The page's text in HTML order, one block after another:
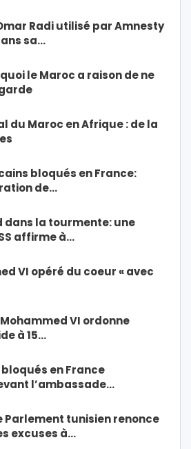
Radi utilisé par Amnesty
sa…
le Maroc a raison de ne
du Maroc en Afrique : de la
bloqués en France:
de…
dans la tourmente: une
affirme à…
VI opéré du coeur « avec
VI ordonne
à 15…
en France
l’ambassade…
Parlement tunisien renonce
excuses à…